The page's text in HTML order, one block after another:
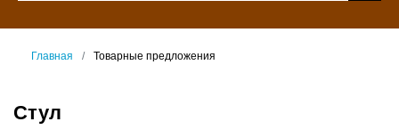
Главная Товарные предложения
Стул